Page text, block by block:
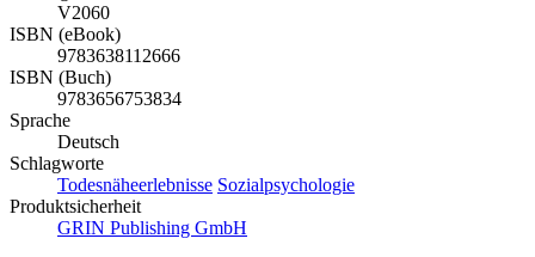
V2060
ISBN (eBook)
9783638112666
ISBN (Buch)
9783656753834
Sprache
Deutsch
Schlagworte
Todesnäheerlebnisse Sozialpsychologie
Produktsicherheit
GRIN Publishing GmbH